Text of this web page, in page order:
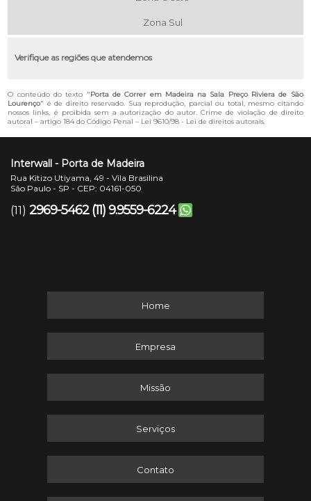
Zona Sul
Verifique as regiões que atendemos
O conteúdo do texto "Porta de Correr em Madeira na Sala Preço Riviera de São
Lourenço" é de direito reservado. Sua reprodução, parcial ou total, mesmo citando
nossos links, é proibida sem a autorização do autor. Crime de violação de direito
autoral – artigo 184 do Código Penal – Lei 9610/98 - Lei de direitos autorais.
Interwall - Porta de Madeira
Rua Kitizo Utiyama, 49 - Vila Brasilina
São Paulo - SP - CEP: 04161-050
(11) 2969-5462 (11) 9.9559-6224
Home
Empresa
Missão
Serviços
Contato